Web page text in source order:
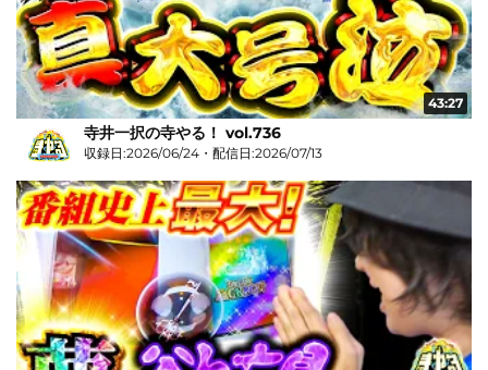
43:27
寺井一択の寺やる！ vol.736
収録日:2026/06/24・配信日:2026/07/13